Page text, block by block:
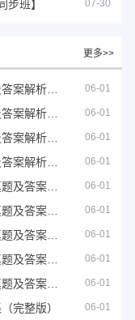
步班】 07-30
更多>>
06-01
06-01
06-01
06-01
06-01
06-01
06-01
06-01
06-01
完整版） 06-01